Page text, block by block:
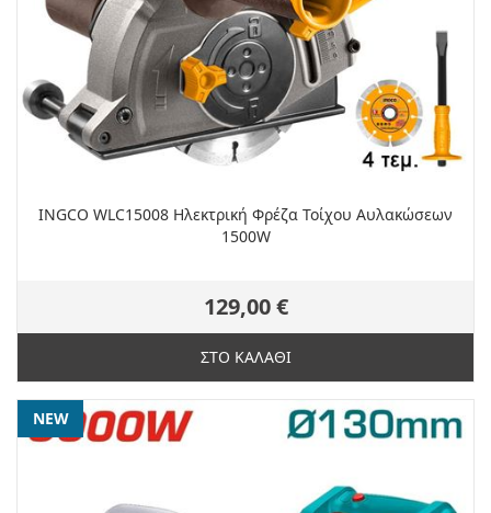
INGCO WLC15008 Ηλεκτρική Φρέζα Τοίχου Αυλακώσεων
1500W
129,00 €
ΣΤΟ ΚΑΛΑΘΙ
NEW